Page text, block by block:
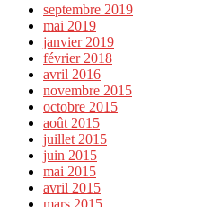
septembre 2019
mai 2019
janvier 2019
février 2018
avril 2016
novembre 2015
octobre 2015
août 2015
juillet 2015
juin 2015
mai 2015
avril 2015
mars 2015